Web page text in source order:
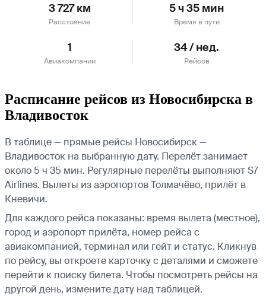
3 727 км
Расстояние
5 ч 35 мин
Время в пути
1
Авиакомпании
34 / нед.
Рейсов
Расписание рейсов из Новосибирска в
Владивосток
В таблице — прямые рейсы Новосибирск —
Владивосток на выбранную дату. Перелёт занимает
около 5 ч 35 мин. Регулярные перелёты выполняют S7
Airlines. Вылеты из аэропортов Толмачёво, прилёт в
Кневичи.
Для каждого рейса показаны: время вылета (местное),
город и аэропорт прилёта, номер рейса с
авиакомпанией, терминал или гейт и статус. Кликнув
по рейсу, вы откроете карточку с деталями и сможете
перейти к поиску билета. Чтобы посмотреть рейсы на
другой день, измените дату над таблицей.